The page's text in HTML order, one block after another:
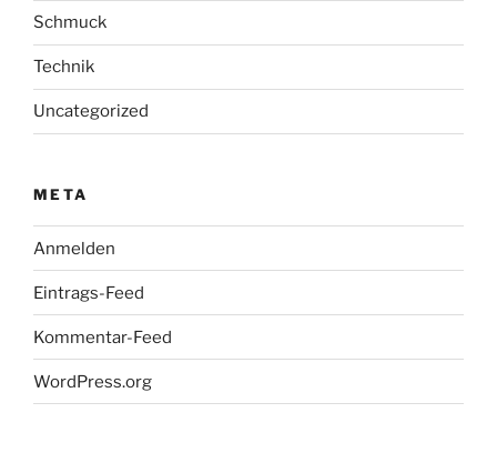
Schmuck
Technik
Uncategorized
META
Anmelden
Eintrags-Feed
Kommentar-Feed
WordPress.org